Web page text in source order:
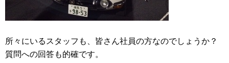
所々にいるスタッフも、皆さん社員の方なのでしょうか？
質問への回答も的確です。